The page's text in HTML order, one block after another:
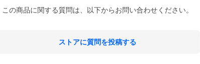
この商品に関する質問は、以下からお問い合わせください。
ストアに質問を投稿する